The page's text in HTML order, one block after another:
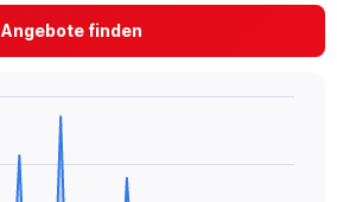
Angebote finden